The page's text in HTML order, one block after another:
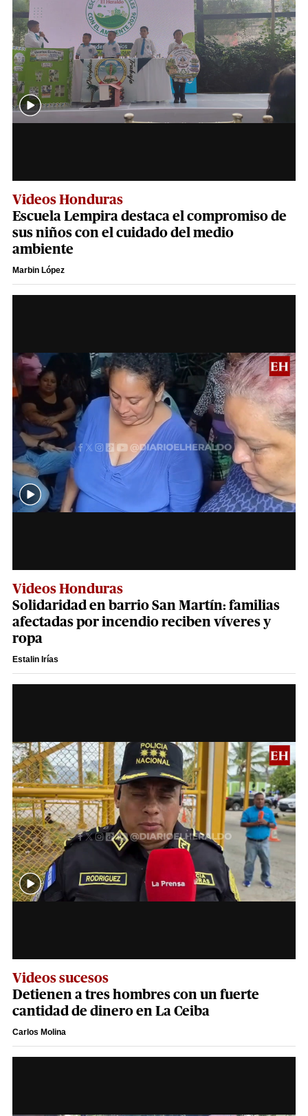
Videos Honduras
Escuela Lempira destaca el compromiso de
sus niños con el cuidado del medio
ambiente
Marbin López
Videos Honduras
Solidaridad en barrio San Martín: familias
afectadas por incendio reciben víveres y
ropa
Estalin Irías
Videos sucesos
Detienen a tres hombres con un fuerte
cantidad de dinero en La Ceiba
Carlos Molina